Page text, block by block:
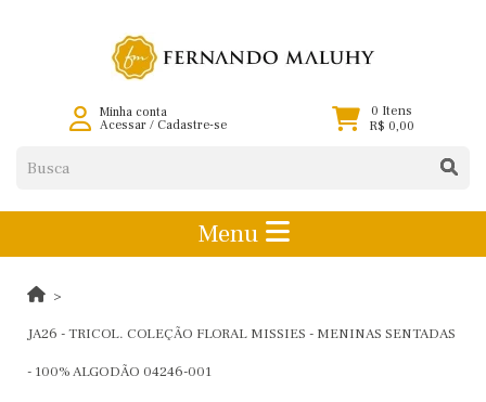
Minha conta
Acessar/ Cadastre-se
0 Itens
R$ 0,00
Menu
JA26 - TRICOL. COLEÇÃO FLORAL MISSIES - MENINAS SENTADAS
- 100% ALGODÃO 04246-001